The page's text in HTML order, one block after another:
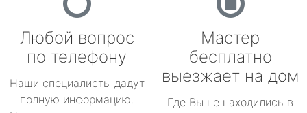
Любой вопрос
по телефону
Наши специалисты дадут
полную информацию.
Мастер
бесплатно
выезжает на дом
Где Вы не находились в